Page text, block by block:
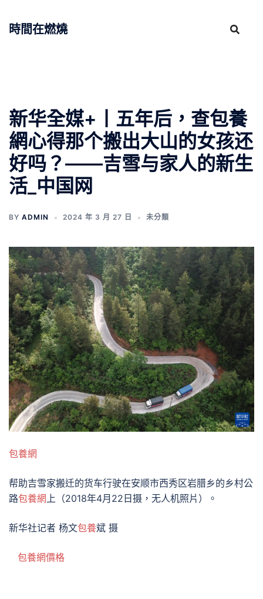
時間在燃燒
新华全媒+丨五年后，查包養
網心得那个搬出大山的女孩还
好吗？——吉雪与家人的新生
活_中国网
BY ADMIN 2024 年 3 月 27 日 未分類
包養網
帮助吉雪家搬迁的货车行驶在安顺市西秀区岩腊乡的乡村公
路包養網 上（2018年4月22日摄，无人机照片）。
新华社记者 杨文包養斌 摄
包養網價格